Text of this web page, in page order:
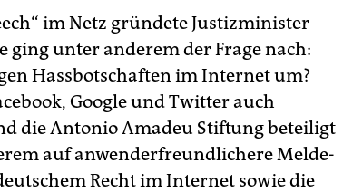
im Netz gründete Justizminister
ging unter anderem der Frage nach:
Hassbotschaften im Internet um?
Google und Twitter auch
die Antonio Amadeu Stiftung beteiligt
auf anwenderfreundlichere Melde-
Recht im Internet sowie die